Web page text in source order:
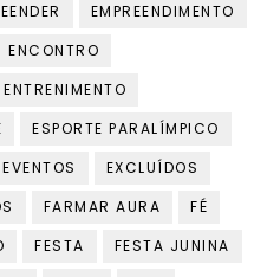
EMPREENDIMENTO
ENCONTRO
ENTRENIMENTO
ESPORTE PARALÍMPICO
EVENTOS
EXCLUÍDOS
FARMAR AURA
FÉ
FESTA
FESTA JUNINA